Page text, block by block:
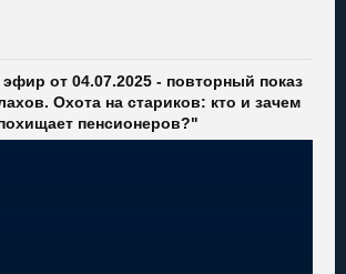
от 04.07.2025 - повторный показ
Охота на стариков: кто и зачем
пенсионеров?"